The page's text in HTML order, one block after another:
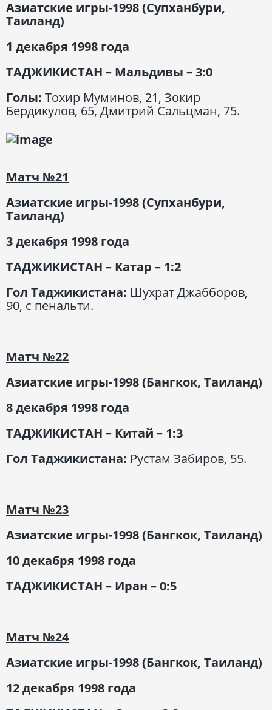
Азиатские игры-1998 (Супханбури,
Таиланд)
1 декабря 1998 года
ТАДЖИКИСТАН – Мальдивы – 3:0
Голы: Тохир Муминов, 21, Зокир
Бердикулов, 65, Дмитрий Сальцман, 75.
Матч №21
Азиатские игры-1998 (Супханбури,
Таиланд)
3 декабря 1998 года
ТАДЖИКИСТАН – Катар – 1:2
Гол Таджикистана: Шухрат Джабборов,
90, с пенальти.
Матч №22
Азиатские игры-1998 (Бангкок, Таиланд)
8 декабря 1998 года
ТАДЖИКИСТАН – Китай – 1:3
Гол Таджикистана: Рустам Забиров, 55.
Матч №23
Азиатские игры-1998 (Бангкок, Таиланд)
10 декабря 1998 года
ТАДЖИКИСТАН – Иран – 0:5
Матч №24
Азиатские игры-1998 (Бангкок, Таиланд)
12 декабря 1998 года